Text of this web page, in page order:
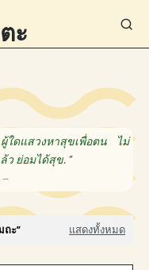
ะ
ใดแสวงหาสุขเพื่อตน ไม่
ว ย่อมได้สุข. ”
—
ถะ แสดงทั้งหมด